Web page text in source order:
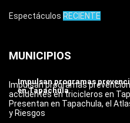
Espectáculos RECIENTE
MUNICIPIOS
Impulsan programas
en Tapachula
Impulsan programas
accidentes en tricicleros en
Presentan en Tapachula, el
y Riesgos